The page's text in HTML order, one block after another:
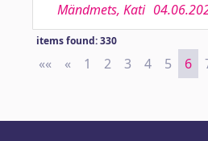
Mändmets, Kati
items found: 330
«« First
« Previous
1 2 3 4 5 6